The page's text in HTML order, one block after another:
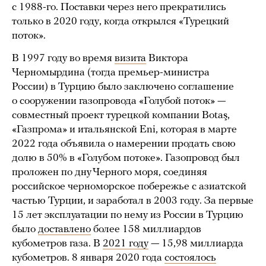
с 1988-го. Поставки через него прекратились
только в 2020 году, когда открылся «Турецкий
поток».
В 1997 году во время визита Виктора
Черномырдина (тогда премьер-министра
России) в Турцию было заключено соглашение
о сооружении газопровода «Голубой поток» —
совместный проект турецкой компании Botaş,
«Газпрома» и итальянской Eni, которая в марте
2022 года объявила о намерении продать свою
долю в 50% в «Голубом потоке». Газопровод был
проложен по дну Черного моря, соединяя
российское черноморское побережье с азиатской
частью Турции, и заработал в 2003 году. За первые
15 лет эксплуатации по нему из России в Турцию
было доставлено более 158 миллиардов
кубометров газа. В 2021 году— 15,98 миллиарда
кубометров. 8 января 2020 года состоялось